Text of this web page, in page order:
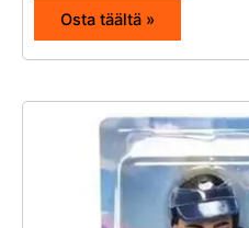
Osta täältä »